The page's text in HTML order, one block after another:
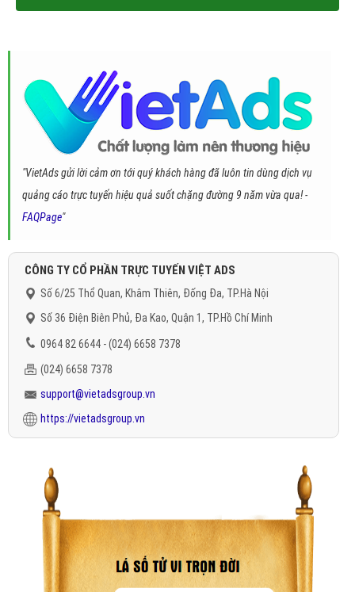
"VietAds gửi lời cảm ơn tới quý khách hàng đã luôn tin dùng dịch vụ
quảng cáo trực tuyến hiệu quả suốt chặng đường 9 năm vừa qua! -
FAQPage"
CÔNG TY CỔ PHẦN TRỰC TUYẾN VIỆT ADS
Số 6/25 Thổ Quan, Khâm Thiên, Đống Đa, TP.Hà Nội
Số 36 Điện Biên Phủ, Đa Kao, Quận 1, TP.Hồ Chí Minh
0964 82 6644 - (024) 6658 7378
(024) 6658 7378
support@vietadsgroup.vn
https://vietadsgroup.vn